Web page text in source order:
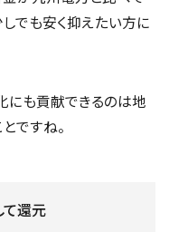
でも安く抑えたい方に
にも貢献できるのは地
ですね。
て還元